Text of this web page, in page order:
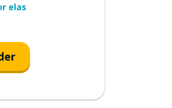
elas